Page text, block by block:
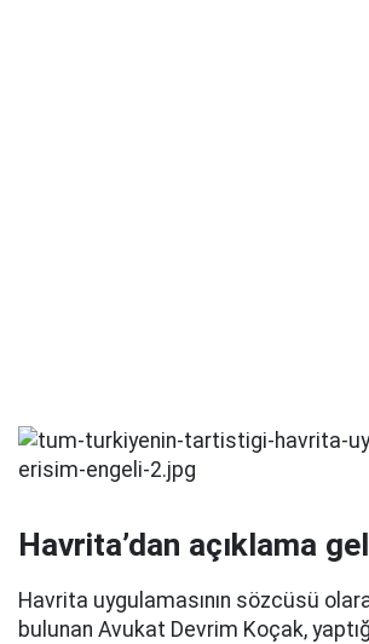
Havrita’dan açıklama
Havrita uygulamasının sözcüsü
bulunan Avukat Devrim Koçak,